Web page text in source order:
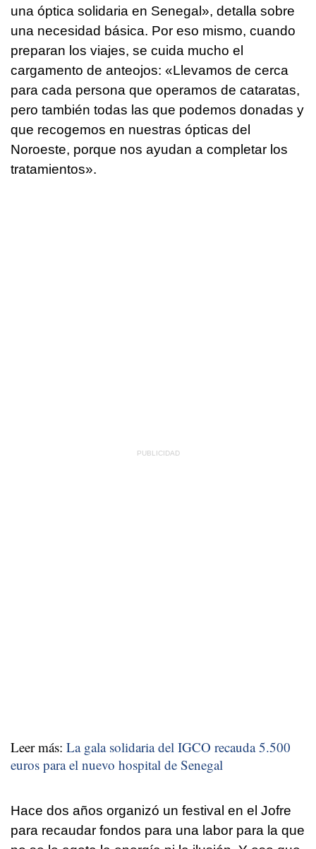
una óptica solidaria en Senegal», detalla sobre
una necesidad básica. Por eso mismo, cuando
preparan los viajes, se cuida mucho el
cargamento de anteojos: «Llevamos de cerca
para cada persona que operamos de cataratas,
pero también todas las que podemos donadas y
que recogemos en nuestras ópticas del
Noroeste, porque nos ayudan a completar los
tratamientos».
Leer más: La gala solidaria del IGCO recauda 5.500
euros para el nuevo hospital de Senegal
Hace dos años organizó un festival en el Jofre
para recaudar fondos para una labor para la que